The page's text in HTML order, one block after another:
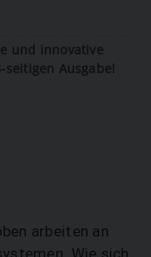
und innovative
Ausgabe!
arbeiten an
Wie sich